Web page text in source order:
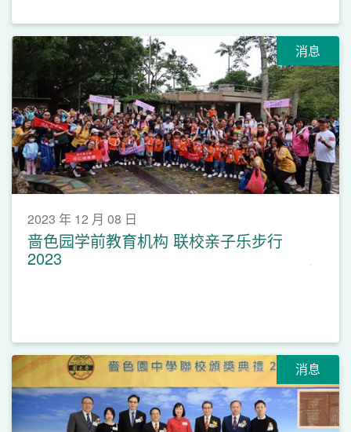
消息
2023 年 12 月 08 日
啬色园学前教育机构 联校亲子乐步行
2023
消息